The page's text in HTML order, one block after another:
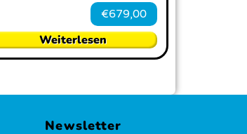
€679,00
Weiterlesen
Newsletter